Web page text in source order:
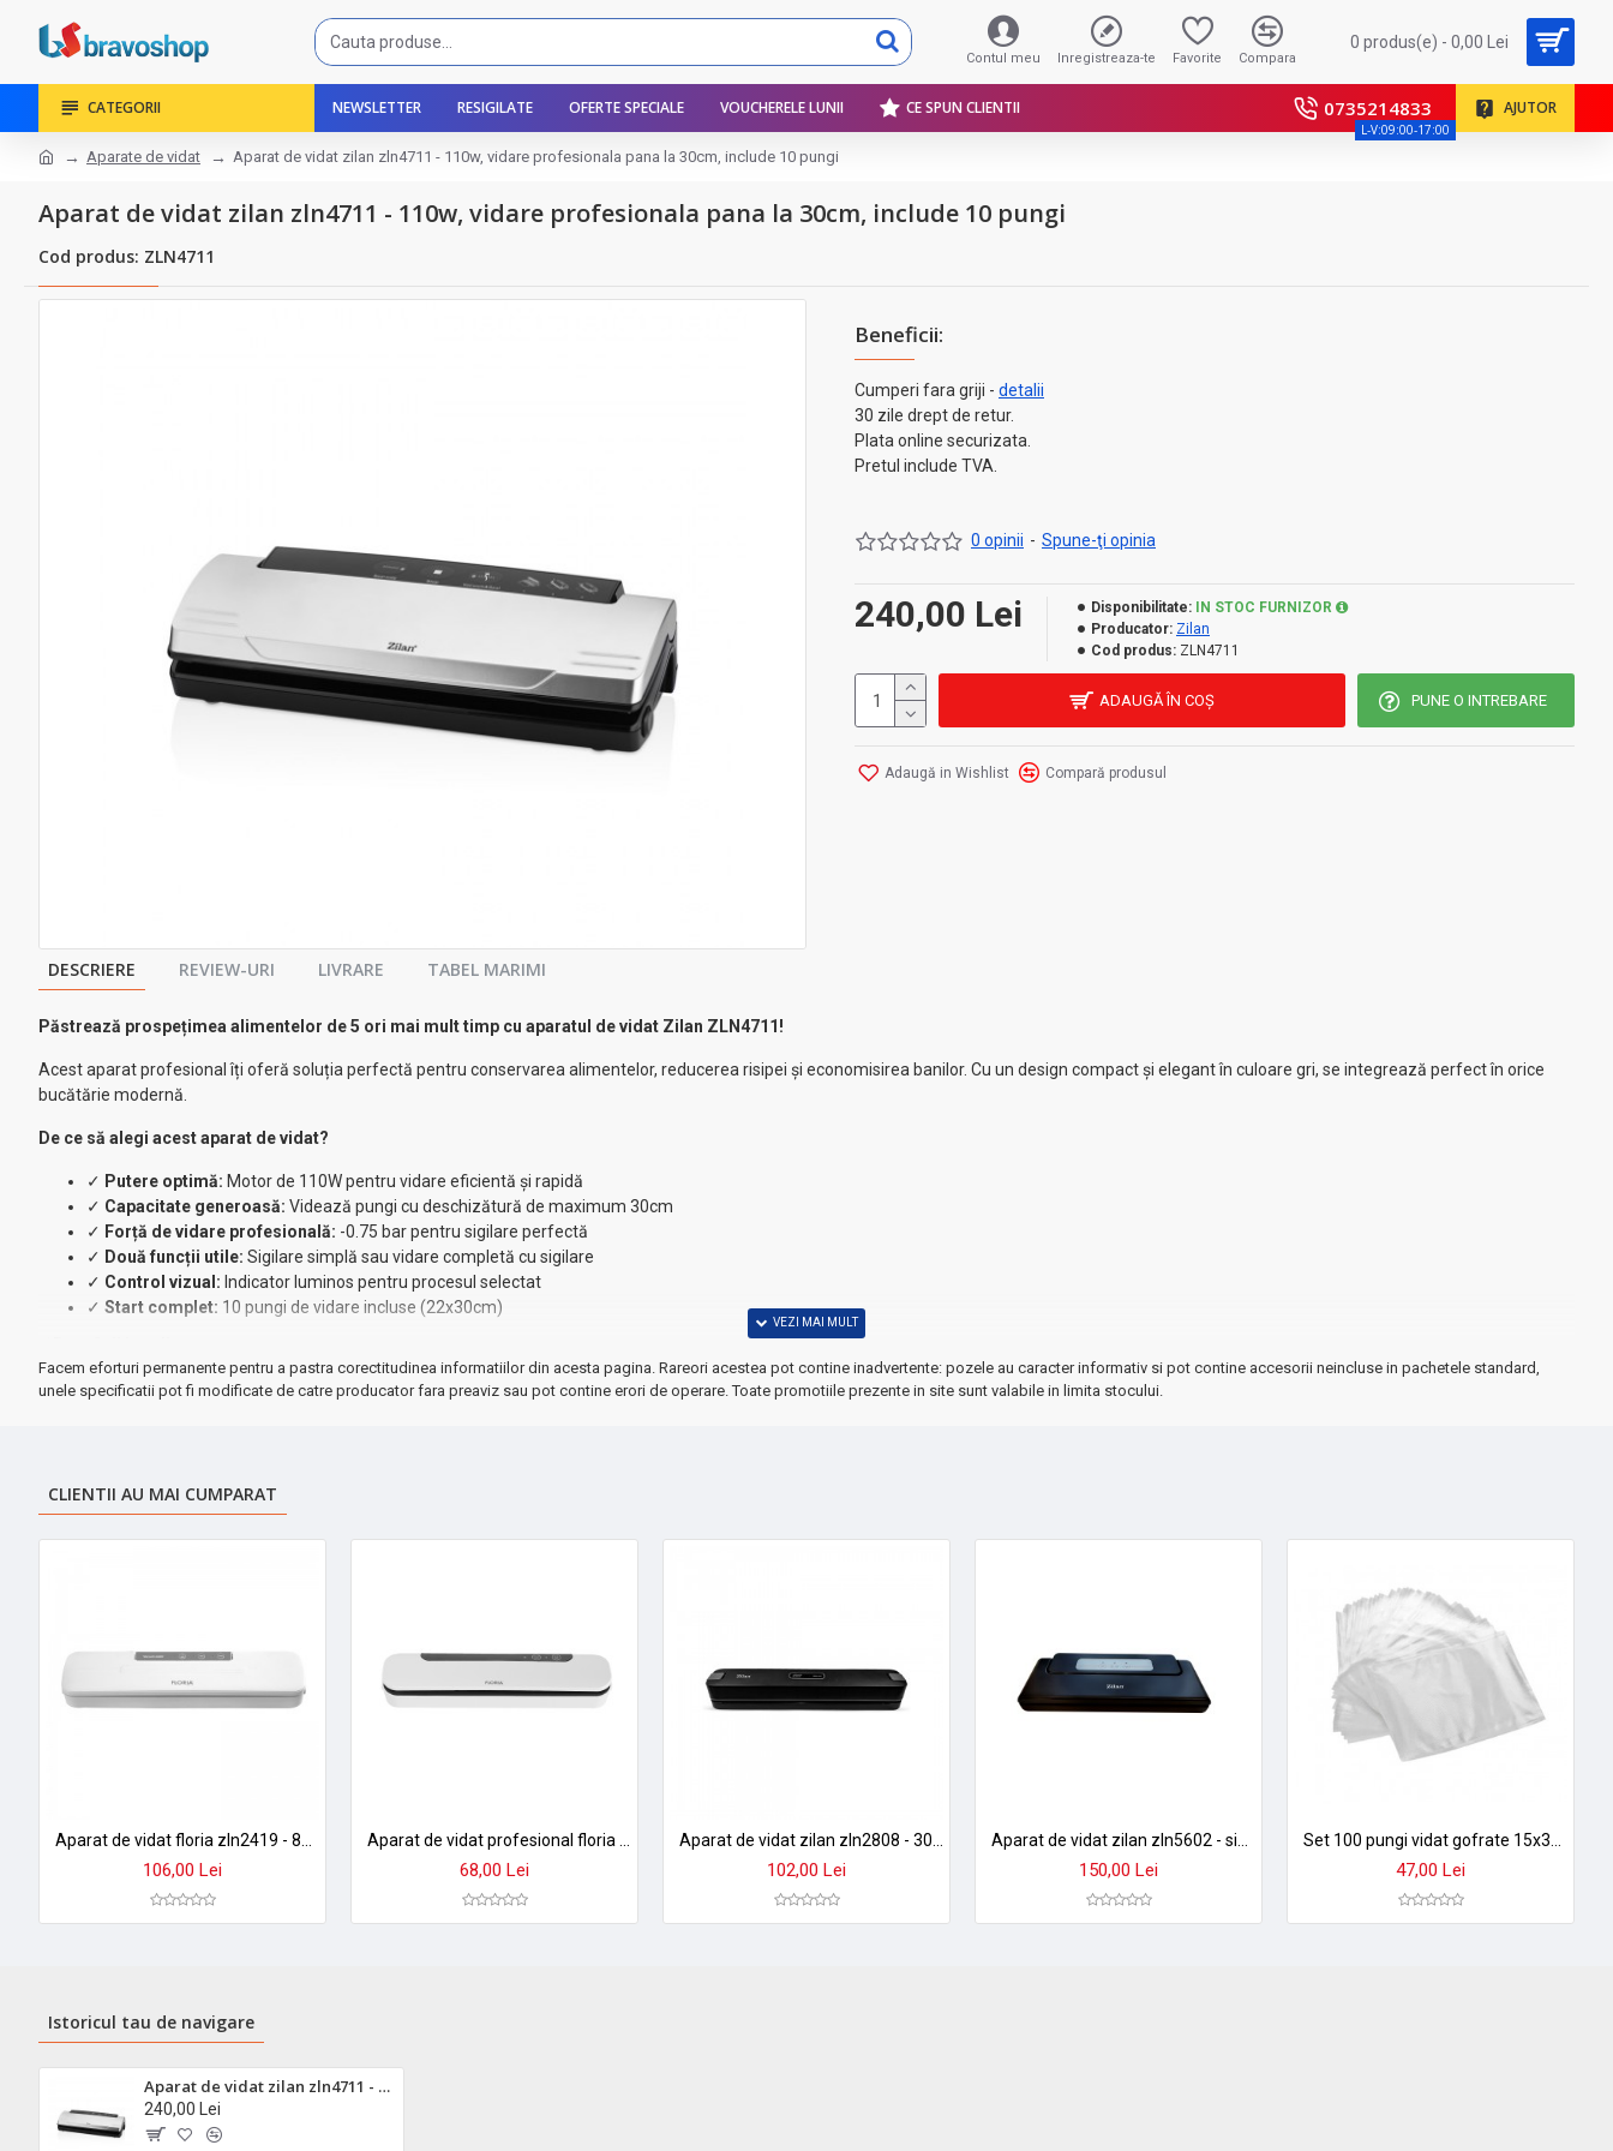
Contul meu Inregistreaza-te Favorite Compara
0 produs(e) - 0,00 Lei
CATEGORII NEWSLETTER RESIGILATE OFERTE SPECIALE VOUCHERELE LUNII CE SPUN CLIENTII 0735214833
L-V:09:00-17:00
AJUTOR
Aparate de vidat Aparat de vidat zilan zln4711 - 110w, vidare profesionala pana la 30cm, include 10 pungi
Aparat de vidat zilan zln4711 - 110w, vidare profesionala pana la 30cm, include 10 pungi
Cod produs: ZLN4711
Beneficii:
Cumperi fara griji - detalii
30 zile drept de retur.
Plata online securizata.
Pretul include TVA.
0 opinii - Spune-ţi opinia
240,00 Lei Disponibilitate:
IN STOC FURNIZOR
Producator: Zilan
Cod produs: ZLN4711
ADAUGĂ ÎN COŞ PUNE O INTREBARE
Adaugă in Wishlist Compară produsul
DESCRIERE REVIEW-URI LIVRARE TABEL MARIMI
Păstrează prospețimea alimentelor de 5 ori mai mult timp cu aparatul de vidat Zilan ZLN4711!
Acest aparat profesional îți oferă soluția perfectă pentru conservarea alimentelor, reducerea risipei și economisirea banilor. Cu un design compact și elegant în culoare gri, se integrează perfect în orice
bucătărie modernă.
De ce să alegi acest aparat de vidat?
✓ Putere optimă: Motor de 110W pentru vidare eficientă și rapidă
✓ Capacitate generoasă: Videază pungi cu deschizătură de maximum 30cm
✓ Forță de vidare profesională: -0.75 bar pentru sigilare perfectă
✓ Două funcții utile: Sigilare simplă sau vidare completă cu sigilare
✓ Control vizual: Indicator luminos pentru procesul selectat
✓ Start complet: 10 pungi de vidare incluse (22x30cm)
• Economisești bani prin reducerea risipei alimentare
★ Perfect pentru:familii care vor să economisească, iubitori de meal prep, organizarea eficientă a bucătăriei sau cadou practic pentru orice gospodărie.
➤Investiție inteligentăcare se amortizează rapid prin economiile realizate!
Facem eforturi permanente pentru a pastra corectitudinea informatiilor din acesta pagina. Rareori acestea pot contine inadvertente: pozele au caracter informativ si pot contine accesorii neincluse in pachetele standard,
unele specificatii pot fi modificate de catre producator fara preaviz sau pot contine erori de operare. Toate promotiile prezente in site sunt valabile in limita stocului.
CLIENTII AU MAI CUMPARAT
Aparat de vidat floria zln2419 - 80w, pungi pana la 30cm, sigilare rapida 10-20 secunde, 10 pungi incluse
106,00 Lei
Aparat de vidat profesional floria zln3836 - conserva prospetimea alimentelor
68,00 Lei
Aparat de vidat zilan zln2808 - 30cm, 88w, sigilare 6 secunde, senzor temperatura + 10 pungi
102,00 Lei
Aparat de vidat zilan zln5602 - sigilare profesionala, indicator led, oprire automata, negru
150,00 Lei
Set 100 pungi vidat gofrate 15x30cm - pentru aparate cu aspiratie externa
47,00 Lei
Istoricul tau de navigare
Aparat de vidat zilan zln4711 - 110w, vidare profesionala pana la 30cm, include 10 pungi
240,00 Lei